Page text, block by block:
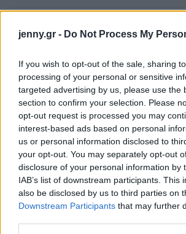
jenny.gr - Do Not Process My
If you wish to opt-out of the sale, sharing
processing of your personal or sensitive
targeted advertising by us, please use the
section to confirm your selection. Please
opt-out request is processed you may
interest-based ads based on personal
us or personal information disclosed to
your opt-out. You may separately opt-out
disclosure of your personal information by
IAB’s list of downstream participants. This
also be disclosed by us to third parties on
Downstream Participants that may further